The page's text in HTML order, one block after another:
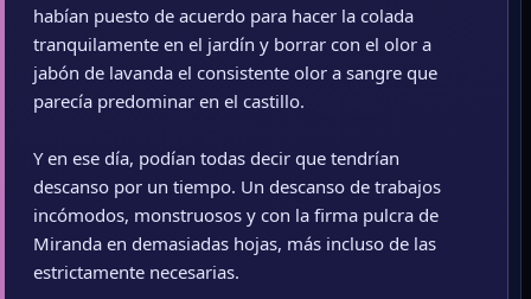
habían puesto de acuerdo para hacer la colada
tranquilamente en el jardín y borrar con el olor a
jabón de lavanda el consistente olor a sangre que
parecía predominar en el castillo.
Y en ese día, podían todas decir que tendrían
descanso por un tiempo. Un descanso de trabajos
incómodos, monstruosos y con la firma pulcra de
Miranda en demasiadas hojas, más incluso de las
estrictamente necesarias.